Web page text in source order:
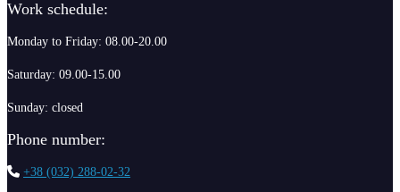
Work schedule:
Monday to Friday: 08.00-20.00
Saturday: 09.00-15.00
Sunday: closed
Phone number:
+38 (032) 288-02-32